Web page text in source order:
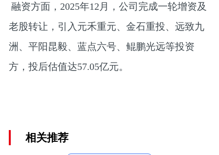
融资方面，2025年12月，公司完成一轮增资及
老股转让，引入元禾重元、金石重投、远致九
洲、平阳昆毅、蓝点六号、鲲鹏光远等投资
方，投后估值达57.05亿元。
相关推荐